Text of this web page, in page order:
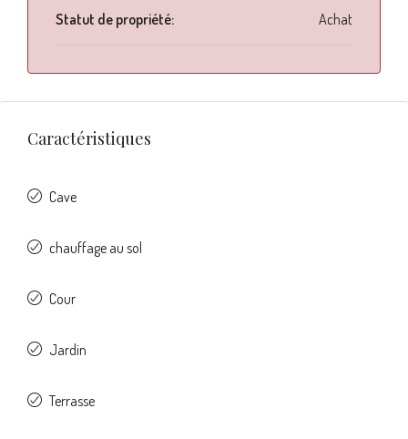
Statut de propriété: Achat
Caractéristiques
Cave
chauffage au sol
Cour
Jardin
Terrasse